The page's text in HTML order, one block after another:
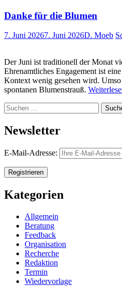
Danke für die Blumen
7. Juni 20267. Juni 2026D. Moeb
Der Juni ist traditionell der Monat
Ehrenamtliches Engagement ist
Kontext wenig gesehen wird.
spontanen Blumenstrauß.
Suchen
nach:
Newsletter
E-Mail-Adresse:
Kategorien
Allgemein
Beratung
Feedback
Organisation
Recherche
Redaktion
Termin
Wiedervorlage